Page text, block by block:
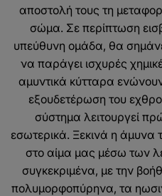
αποστολή τους τη
σώμα. Σε περίπτωση
υπεύθυνη ομάδα, θα
να παράγει ισχυρές
αμυντικά κύτταρα
εξουδετέρωση του
σύστημα λειτουργεί
εσωτερικά. Ξεκινά η άμυνα
στο αίμα μας μέσω των
συγκεκριμένα, με την
πολυμορφοπύρηνα, τα